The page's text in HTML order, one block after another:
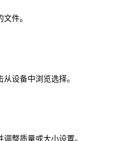
件。
设备中浏览选择。
整质量或大小设置。